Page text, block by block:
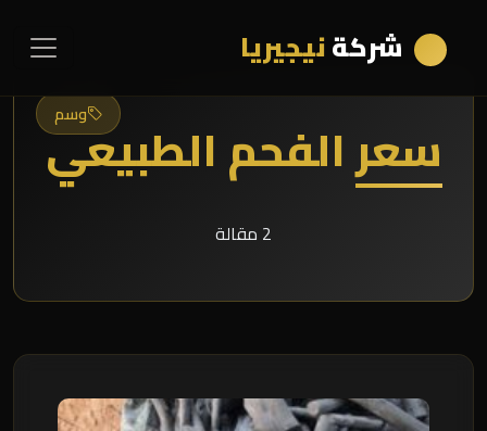
شركةنيجيريا
وسم
سعر الفحم الطبيعي
2 مقالة